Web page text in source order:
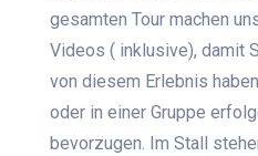
gesamten Tour machen
Videos ( inklusive), damit
von diesem Erlebnis
oder in einer Gruppe
bevorzugen. Im Stall